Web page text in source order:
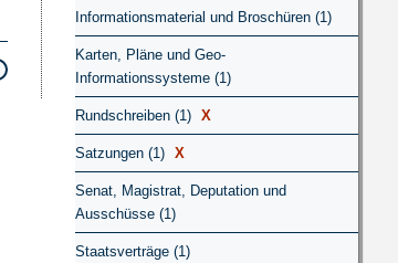
Informationsmaterial und Broschüren (1)
Karten, Pläne und Geo-
Informationssysteme (1)
Rundschreiben (1) X
Satzungen (1) X
Senat, Magistrat, Deputation und
Ausschüsse (1)
Staatsverträge (1)